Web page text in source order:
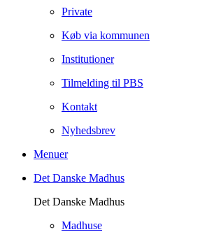
Private
Køb via kommunen
Institutioner
Tilmelding til PBS
Kontakt
Nyhedsbrev
Menuer
Det Danske Madhus
Det Danske Madhus
Madhuse